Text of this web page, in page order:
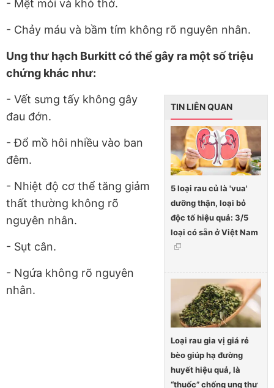
- Mệt mỏi và khó thở.
- Chảy máu và bầm tím không rõ nguyên nhân.
Ung thư hạch Burkitt có thể gây ra một số triệu
chứng khác như:
TIN LIÊN QUAN
5 loại rau củ là 'vua'
dưỡng thận, loại bỏ
độc tố hiệu quả: 3/5
loại có sẵn ở Việt Nam
Loại rau gia vị giá rẻ
bèo giúp hạ đường
huyết hiệu quả, là
“thuốc” chống ung thư
- Vết sưng tấy không gây
đau đớn.
- Đổ mồ hôi nhiều vào ban
đêm.
- Nhiệt độ cơ thể tăng giảm
thất thường không rõ
nguyên nhân.
- Sụt cân.
- Ngứa không rõ nguyên
nhân.